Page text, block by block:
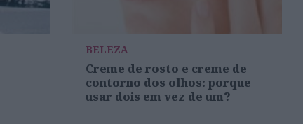
BELEZA
Creme de rosto e creme de
contorno dos olhos: porque
usar dois em vez de um?